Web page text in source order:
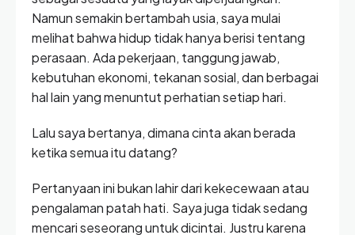
Namun semakin bertambah usia, saya mulai
melihat bahwa hidup tidak hanya berisi tentang
perasaan. Ada pekerjaan, tanggung jawab,
kebutuhan ekonomi, tekanan sosial, dan berbagai
hal lain yang menuntut perhatian setiap hari.
Lalu saya bertanya, dimana cinta akan berada
ketika semua itu datang?
Pertanyaan ini bukan lahir dari kekecewaan atau
pengalaman patah hati. Saya juga tidak sedang
mencari seseorang untuk dicintai. Justru karena